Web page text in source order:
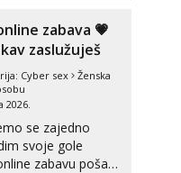
kad
zabava 💗
zaslužuješ
Cyber sex
Ženska
2026.
svoje gole
zabavu pošalji